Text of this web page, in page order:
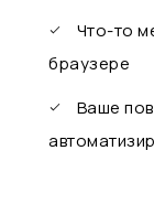
Что-то
браузере
Ваше